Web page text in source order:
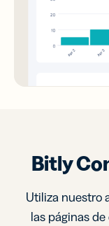
Bitly
Utiliza nuestro
las páginas